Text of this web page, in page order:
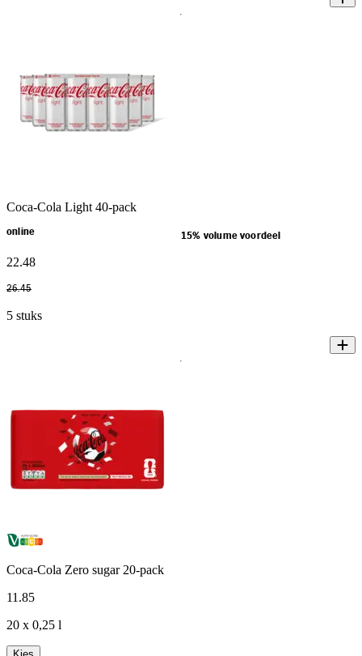
Coca-Cola Light 40-pack
online 15% volume voordeel
22.48
26.45
5 stuks
Coca-Cola Zero sugar 20-pack
11 .85
20 x 0,25 l